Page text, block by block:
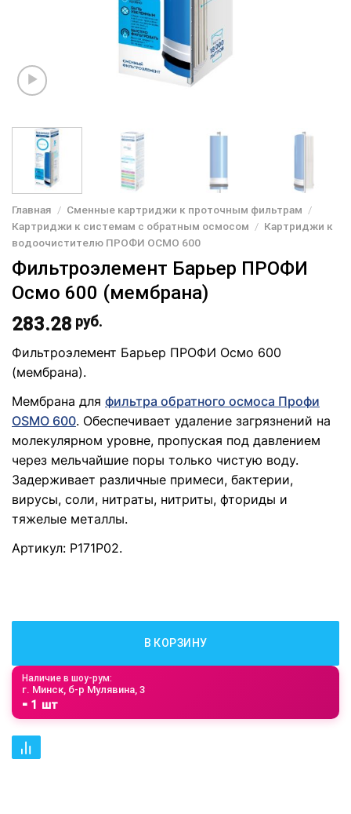
Главная / Сменные картриджи к проточным фильтрам /
Картриджи к системам с обратным осмосом / Картриджи к
водоочистителю ПРОФИ ОСМО 600
Фильтроэлемент Барьер ПРОФИ
Осмо 600 (мембрана)
283.28 руб.
Фильтроэлемент Барьер ПРОФИ Осмо 600
(мембрана).
Мембрана для фильтра обратного осмоса Профи
OSMO 600. Обеспечивает удаление загрязнений на
молекулярном уровне, пропуская под давлением
через мельчайшие поры только чистую воду.
Задерживает различные примеси, бактерии,
вирусы, соли, нитраты, нитриты, фториды и
тяжелые металлы.
Артикул: Р171Р02.
В КОРЗИНУ
Наличие в шоу-рум:
г. Минск, б-р Мулявина, 3
⁃ 1 шт